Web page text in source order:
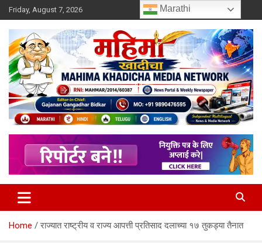
Skip
to
content
Friday, August 7, 2026
Mahimakhadicha
Home राज्यात राष्ट्रीय व राज्य आपत्ती प्रतिसाद दलाच्या १७ तुकड्या तैनात
Marathi